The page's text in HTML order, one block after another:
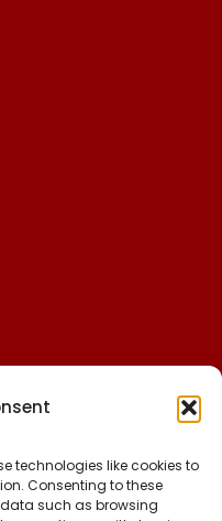
technologies like cookies to
Consenting to these
such as browsing